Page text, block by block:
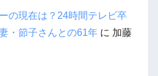
の現在は？24時間テレビ卒
・節子さんとの61年に 加藤